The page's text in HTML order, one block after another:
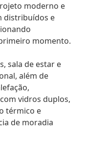
moderno e
distribuídos e
momento.
sala de estar e
além de
vidros duplos,
térmico e
de moradia